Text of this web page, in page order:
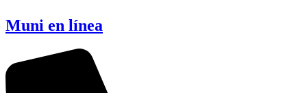
Muni en línea